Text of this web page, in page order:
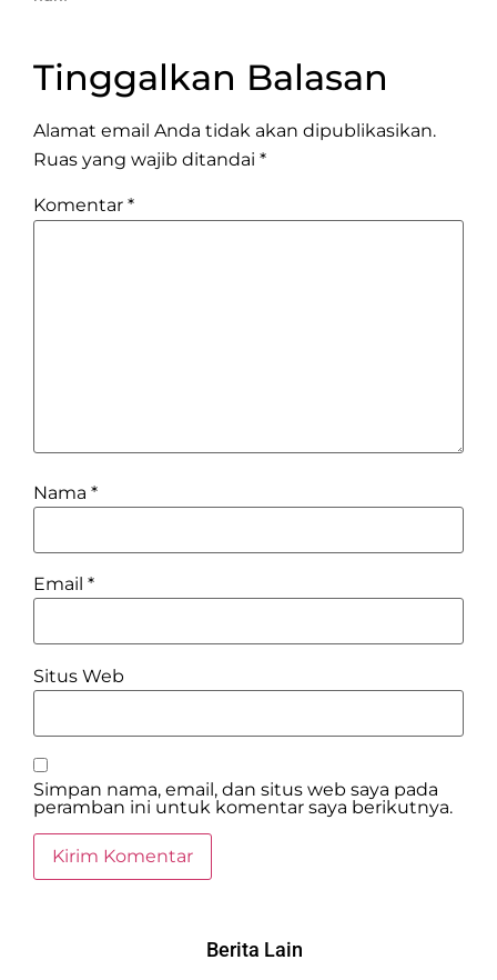
Tinggalkan Balasan
Alamat email Anda tidak akan dipublikasikan.
Ruas yang wajib ditandai *
Komentar *
Nama *
Email *
Situs Web
Simpan nama, email, dan situs web saya pada
peramban ini untuk komentar saya berikutnya.
Berita Lain